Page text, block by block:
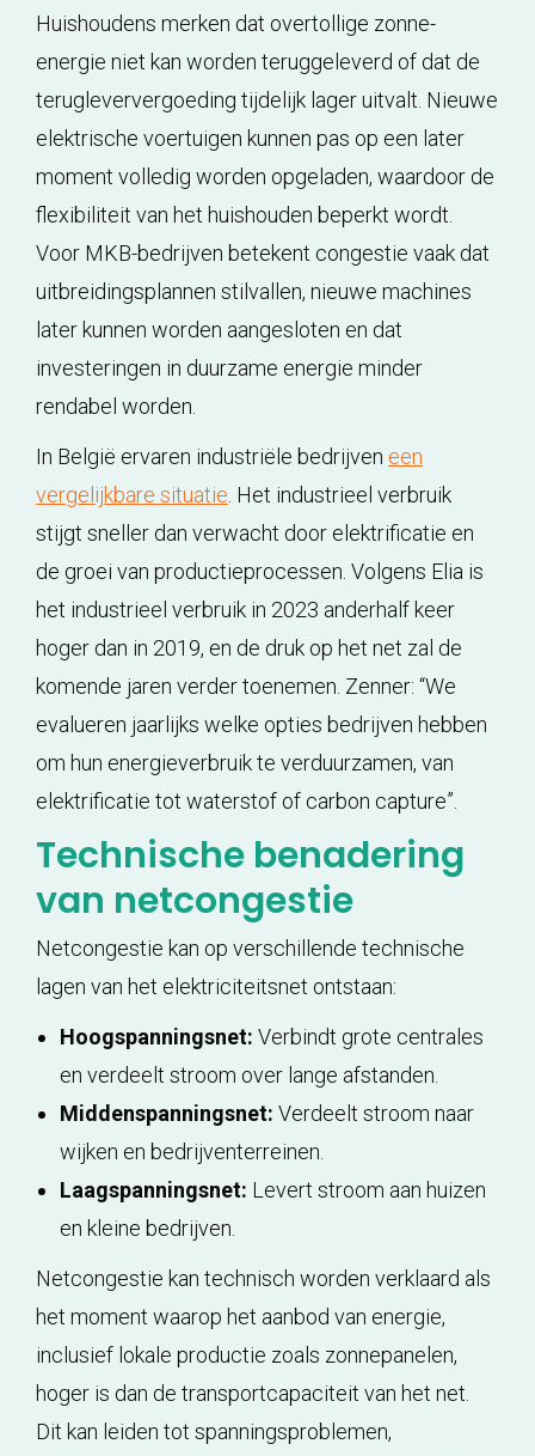
Huishoudens merken dat overtollige zonne-
energie niet kan worden teruggeleverd of dat de
terugleververgoeding tijdelijk lager uitvalt. Nieuwe
elektrische voertuigen kunnen pas op een later
moment volledig worden opgeladen, waardoor de
flexibiliteit van het huishouden beperkt wordt.
Voor MKB-bedrijven betekent congestie vaak dat
uitbreidingsplannen stilvallen, nieuwe machines
later kunnen worden aangesloten en dat
investeringen in duurzame energie minder
rendabel worden.
In België ervaren industriële bedrijven een
vergelijkbare situatie. Het industrieel verbruik
stijgt sneller dan verwacht door elektrificatie en
de groei van productieprocessen. Volgens Elia is
het industrieel verbruik in 2023 anderhalf keer
hoger dan in 2019, en de druk op het net zal de
komende jaren verder toenemen. Zenner: “We
evalueren jaarlijks welke opties bedrijven hebben
om hun energieverbruik te verduurzamen, van
elektrificatie tot waterstof of carbon capture”.
Technische benadering
van netcongestie
Netcongestie kan op verschillende technische
lagen van het elektriciteitsnet ontstaan:
Hoogspanningsnet: Verbindt grote centrales
en verdeelt stroom over lange afstanden.
Middenspanningsnet: Verdeelt stroom naar
wijken en bedrijventerreinen.
Laagspanningsnet: Levert stroom aan huizen
en kleine bedrijven.
Netcongestie kan technisch worden verklaard als
het moment waarop het aanbod van energie,
inclusief lokale productie zoals zonnepanelen,
hoger is dan de transportcapaciteit van het net.
Dit kan leiden tot spanningsproblemen,